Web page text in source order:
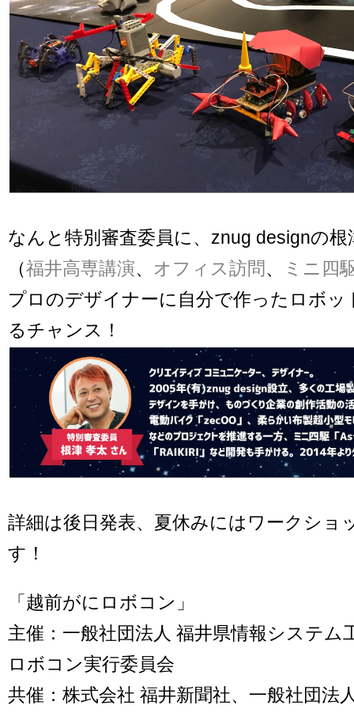
なんと特別審査委員に、znug designの根
（福井高専講演、 オフィス訪問、
ミニ四
プロのデザイナーに自分で作ったロボッ
るチャンス！
詳細は後日発表、夏休みにはワークショ
す！
「越前がにロボコン」
主催：一般社団法人 福井県情報システム
ロボコン実行委員会
共催：株式会社 福井新聞社、一般社団法